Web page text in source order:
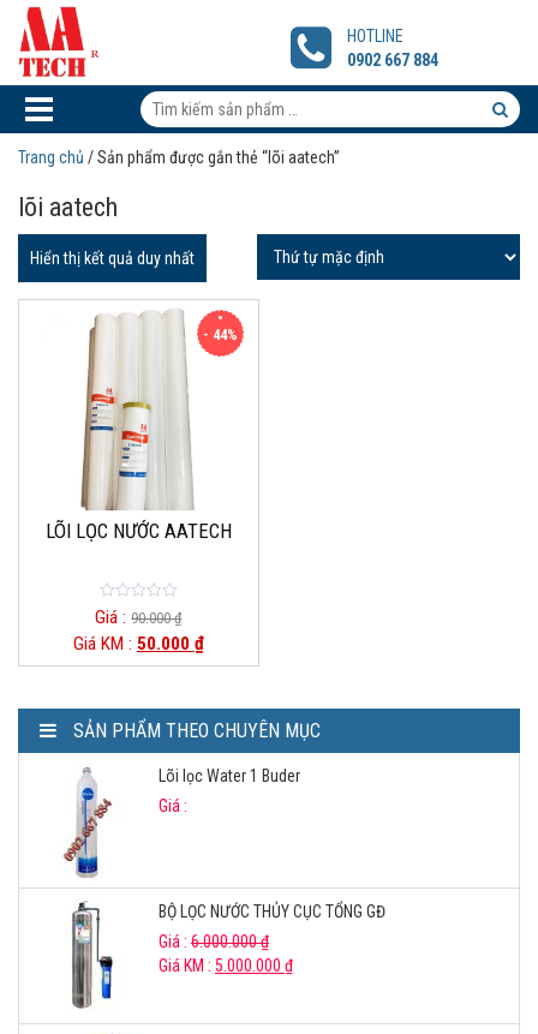
LÕI
LỌC
NƯỚC
AATECH
HOTLINE
0902 667 884
Tìm
phẩm
Trang chủ / Sản phẩm được gắn thẻ “lõi aatech”
lõi aatech
Hiển thị kết quả duy nhất
- 44%
LÕI LỌC NƯỚC AATECH
0
o
u
t
o
Giá :90.000₫
Giá KM : 50.000 ₫
SẢN PHẨM THEO CHUYÊN MỤC
Lõi lọc Water 1 Buder
Giá :
BỘ LỌC NƯỚC THỦY CỤC TỔNG GĐ
Giá : 6.000.000₫
Giá KM : 5.000.000 ₫